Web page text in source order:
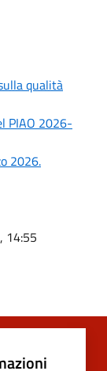
qualità
PIAO 2026-
2026.
14:55